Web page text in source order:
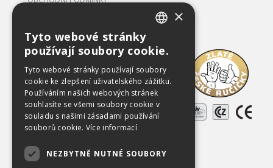
Ke stažení
O společnosti
Kariéra
Reference
Kontakty
×
Tyto webové stránky
používají soubory cookie.
Tyto webové stránky používají soubory
cookie ke zlepšení uživatelského zážitku.
Používáním našich webových stránek
souhlasíte se všemi soubory cookie v
souladu s našimi zásadami používání
souborů cookie. Více informací
NEZBYTNĚ NUTNÉ SOUBORY